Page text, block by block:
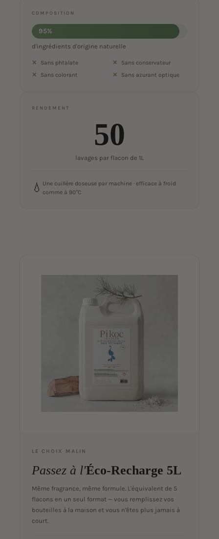
COMPOSITION
95%
d'ingrédients d'origine naturelle
Sans phtalate
Sans conservateur
Sans colorant
Sans azurant optique
RENDEMENT
50
lavages par flacon de 1L
💧 Une cuillère doseuse par machine · efficace à froid
comme à 90°C
LE CHOIX MALIN
Passez à l'Éco-Recharge 5L
Même fragrance, même formule. L'équivalent de 5
flacons en un seul format — vous remplissez vos
bouteilles à la maison et vous n'êtes plus jamais à
court.